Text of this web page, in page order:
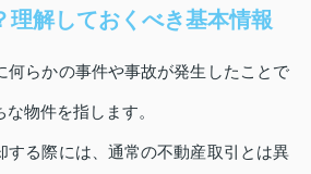
理解しておくべき基本情報
何らかの事件や事故が発生したことで
物件を指します。
する際には、通常の不動産取引とは異